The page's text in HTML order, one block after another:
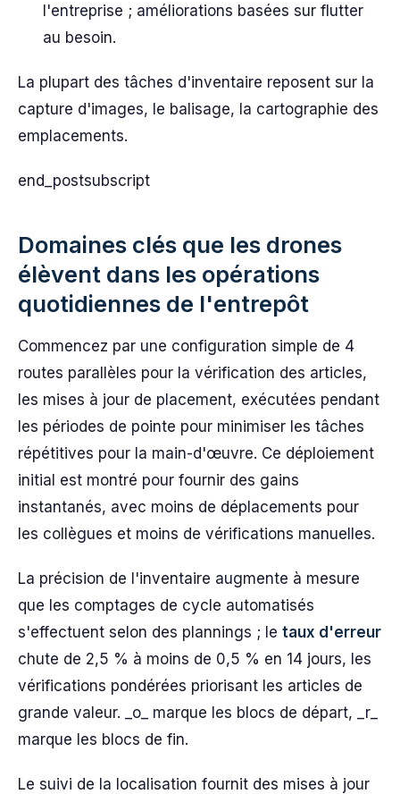
l'entreprise ; améliorations basées sur flutter
au besoin.
La plupart des tâches d'inventaire reposent sur la
capture d'images, le balisage, la cartographie des
emplacements.
end_postsubscript
Domaines clés que les drones
élèvent dans les opérations
quotidiennes de l'entrepôt
Commencez par une configuration simple de 4
routes parallèles pour la vérification des articles,
les mises à jour de placement, exécutées pendant
les périodes de pointe pour minimiser les tâches
répétitives pour la main-d'œuvre. Ce déploiement
initial est montré pour fournir des gains
instantanés, avec moins de déplacements pour
les collègues et moins de vérifications manuelles.
La précision de l'inventaire augmente à mesure
que les comptages de cycle automatisés
s'effectuent selon des plannings ; le taux d'erreur
chute de 2,5 % à moins de 0,5 % en 14 jours, les
vérifications pondérées priorisant les articles de
grande valeur. _o_ marque les blocs de départ, _r_
marque les blocs de fin.
Le suivi de la localisation fournit des mises à jour